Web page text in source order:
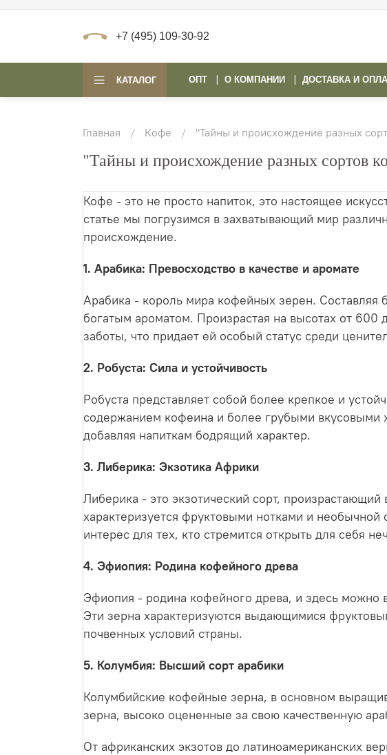
+7 (495) 109-30-92
КАТАЛОГ ОПТ О КОМПАНИИ ДОСТАВКА И
Главная Кофе "Тайны и происхождение разных
"Тайны и происхождение разных сортов
Кофе - это не просто напиток, это настоящее
статье мы погрузимся в захватывающий мир
происхождение.
1. Арабика: Превосходство в качестве и аромате
Арабика - король мира кофейных зерен.
богатым ароматом. Произрастая на высотах от 600
заботы, что придает ей особый статус среди
2. Робуста: Сила и устойчивость
Робуста представляет собой более крепкое и
содержанием кофеина и более грубыми вкусовыми
добавляя напиткам бодрящий характер.
3. Либерика: Экзотика Африки
Либерика - это экзотический сорт,
характеризуется фруктовыми нотками и
интерес для тех, кто стремится открыть для себя
4. Эфиопия: Родина кофейного древа
Эфиопия - родина кофейного древа, и здесь можно
Эти зерна характеризуются выдающимися
почвенных условий страны.
5. Колумбия: Высший сорт арабики
Колумбийские кофейные зерна, в основном
зерна, высоко оцененные за свою качественную
От африканских экзотов до латиноамериканских